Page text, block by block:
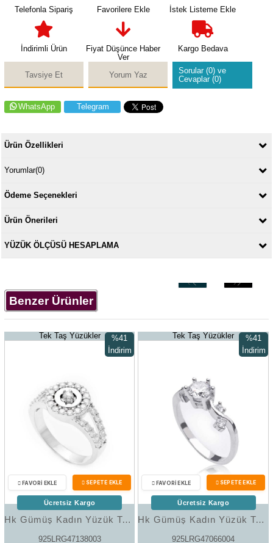
Telefonla Sipariş Favorilere Ekle İstek Listeme Ekle
İndirimli Ürün
Fiyat Düşünce Haber
Ver
Kargo Bedava
Tavsiye Et Yorum Yaz
Sorular (0) ve
Cevaplar (0)
WhatsApp Telegram
Ürün Özellikleri
Yorumlar(0)
Ödeme Seçenekleri
Ürün Önerileri
YÜZÜK ÖLÇÜSÜ HESAPLAMA
Benzer Ürünler
Tek Taş Yüzükler
Hk Gümüş Kadın Yüzük Tek Taş |Gümüş Takı Hediyelik Ürünler
925LRG47138003
%41
İndirim
Ücretsiz Kargo
Tek Taş Yüzükler
Hk Gümüş Kadın Yüzük Tek Taş |Gümüş Takı Hediyelik Ürünler
925LRG47066004
%41
İndirim
Ücretsiz Kargo
‹ ›